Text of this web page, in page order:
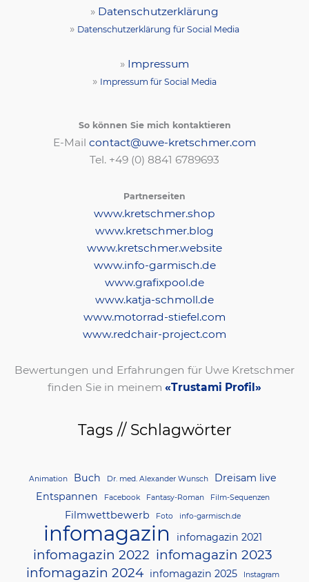
» Datenschutzerklärung
» Datenschutzerklärung für Social Media
» Impressum
» Impressum für Social Media
So können Sie mich kontaktieren
E-Mail contact@uwe-kretschmer.com
Tel. +49 (0) 8841 6789693‬
Partnerseiten
www.kretschmer.shop
www.kretschmer.blog
www.kretschmer.website
www.info-garmisch.de
www.grafixpool.de
www.katja-schmoll.de
www.motorrad-stiefel.com
www.redchair-project.com
Bewertungen und Erfahrungen für Uwe Kretschmer
finden Sie in meinem «Trustami Profil»
Tags // Schlagwörter
Animation Buch Dr. med. Alexander Wunsch
Dreisam live
Entspannen
Facebook Fantasy-Roman Film-Sequenzen
Filmwettbewerb Foto info-garmisch.de
infomagazin infomagazin 2021
infomagazin 2022 infomagazin 2023
infomagazin 2024 infomagazin 2025 Instagram